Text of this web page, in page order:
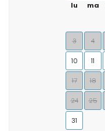
lu
ma
3 4
10 11
17 18
24 25
31